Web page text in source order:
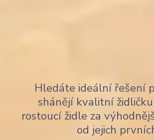
Hledáte ideální řešení
shánějí kvalitní
rostoucí židle za
od jejich